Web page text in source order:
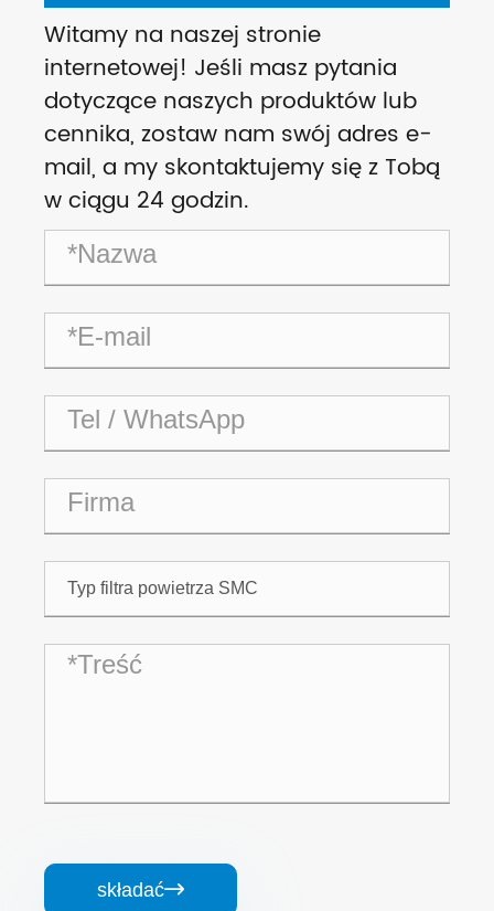
Witamy na naszej stronie
internetowej! Jeśli masz pytania
dotyczące naszych produktów lub
cennika, zostaw nam swój adres e-
mail, a my skontaktujemy się z Tobą
w ciągu 24 godzin.
składać